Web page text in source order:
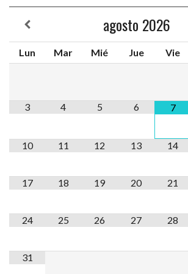
agosto 2026
Lun Mar Mié Jue Vie
3 4 5 6 7
10 11 12 13 14
17 18 19 20 21
24 25 26 27 28
31